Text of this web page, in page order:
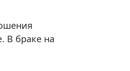
В браке на